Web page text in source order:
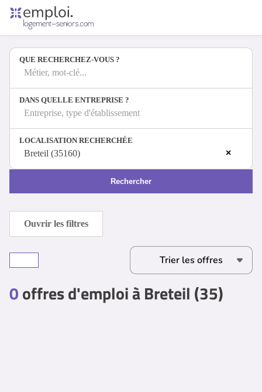
Offres d'emploi
Entreprises
Métiers
Se connecter
Espace candidat
Espace recruteur
QUE RECHERCHEZ-VOUS ?
Métier, mot-clé...
DANS QUELLE ENTREPRISE ?
Entreprise, type d'établissement
LOCALISATION RECHERCHÉE
×
Breteil (35160)
Rechercher
0offres d'emploi à Breteil (35)
Ouvrir les filtres